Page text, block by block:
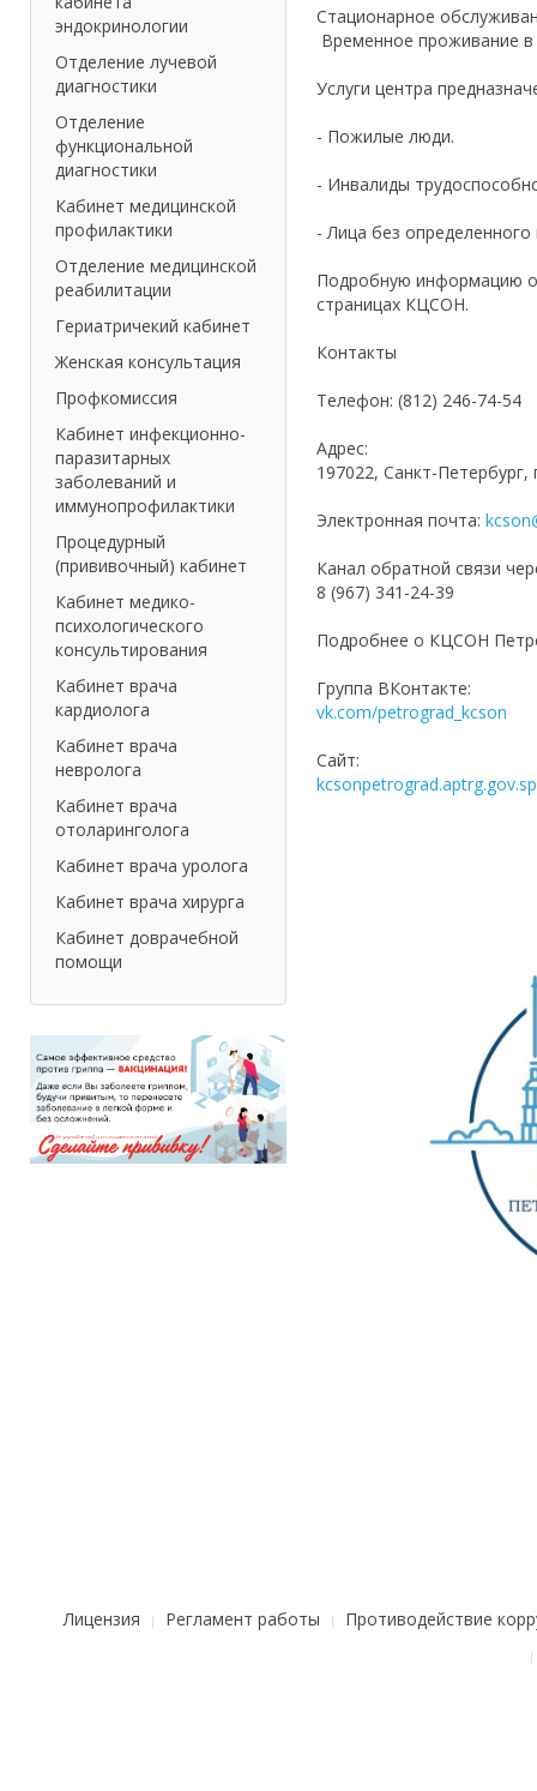
Стационарное
Временное проживание
Услуги центра
- Пожилые люди.
- Инвалиды
- Лица без
Подробную информацию о
страницах КЦСОН.
Контакты
Телефон: (812) 246-74-54
Адрес:
197022, Санкт-
Электронная почта:
Канал обратной связи
8 (967) 341-24-39
Подробнее о КЦСОН
Группа ВКонтакте:
vk.com/petrograd_kcson
Сайт:
эндокринологии
Отделение лучевой
диагностики
Отделение
функциональной
диагностики
Кабинет медицинской
профилактики
Отделение медицинской
реабилитации
Гериатричекий кабинет
Женская консультация
Профкомиссия
Кабинет инфекционно-
паразитарных
заболеваний и
иммунопрофилактики
Процедурный
(прививочный) кабинет
Кабинет медико-
психологического
консультирования
Кабинет врача
кардиолога
Кабинет врача
невролога
Кабинет врача
отоларинголога
Кабинет врача уролога
Кабинет врача хирурга
Кабинет доврачебной
помощи
Лицензия Регламент работы Противодействие